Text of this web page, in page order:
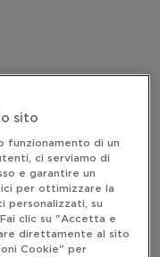
sito
funzionamento di un
ci serviamo di
e garantire un
per ottimizzare la
personalizzati, su
clic su "Accetta e
direttamente al sito
Cookie" per